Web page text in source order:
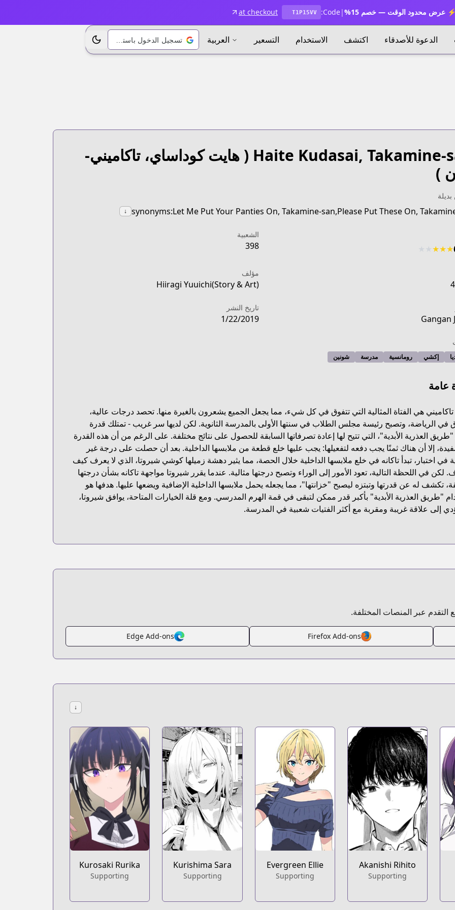
⚡ عرض محدود الوقت — خصم 15% |
Code:
T1P15VV
at checkout
الدعوة للأصدقاء اكتشف الاستخدام التسعير العربية تبديل الموضوع
https://mangadex.org/title/
https://www.anime-
https://www.anime-planet.com/manga/https://
https://
Haite Kudasai, Takamine- ( هايت كوداساي، تاكاميني-
)
synonyms:Let Me Put Your Panties On, Takamine-san,Please Put These On,
↓
★
★
★
الشعبية
398
مؤلف
Hiiragi Yuuichi(Story & Art)
Gangan
تاريخ النشر
1/22/2019
إكشي رومانسية مدرسة شونين
عامة
تاكاميني هي الفتاة المثالية التي تتفوق في كل شيء، مما يجعل الجميع يشعرون بالغيرة منها. تحصد درجات عالية،
في الرياضة، وتصبح رئيسة مجلس الطلاب في سنتها الأولى بالمدرسة الثانوية. لكن لديها سر غريب - تمتلك قدرة
العذرية الأبدية"، التي تتيح لها إعادة تصرفاتها السابقة للحصول على نتائج مختلفة. على الرغم من أن هذه القدرة
إلا أن هناك ثمنًا يجب دفعه لتفعيلها: يجب عليها خلع قطعة من ملابسها الداخلية. بعد أن حصلت على درجة غير
في اختبار، تبدأ تاكانه في خلع ملابسها الداخلية خلال الحصة، مما يثير دهشة زميلها كوشي شيروتا، الذي لا يعرف كيف
لكن في اللحظة التالية، تعود الأمور إلى الوراء وتصبح درجتها مثالية. عندما يقرر شيروتا مواجهة تاكانه بشأن درجتها
تكشف له عن قدرتها وتبتزه ليصبح "خزانتها"، مما يجعله يحمل ملابسها الداخلية الإضافية ويضعها عليها. هدفها هو
"طريق العذرية الأبدية" بأكبر قدر ممكن لتبقى في قمة الهرم المدرسي. ومع قلة الخيارات المتاحة، يوافق شيروتا،
إلى علاقة غريبة ومقربة مع أكثر الفتيات شعبية في المدرسة.
التقدم عبر المنصات المختلفة.
Firefox Add-ons
Edge Add-ons
↓
Akanishi Rihito
Supporting
Evergreen Ellie
Supporting
Kurishima Sara
Supporting
Kurosaki Rurika
Supporting